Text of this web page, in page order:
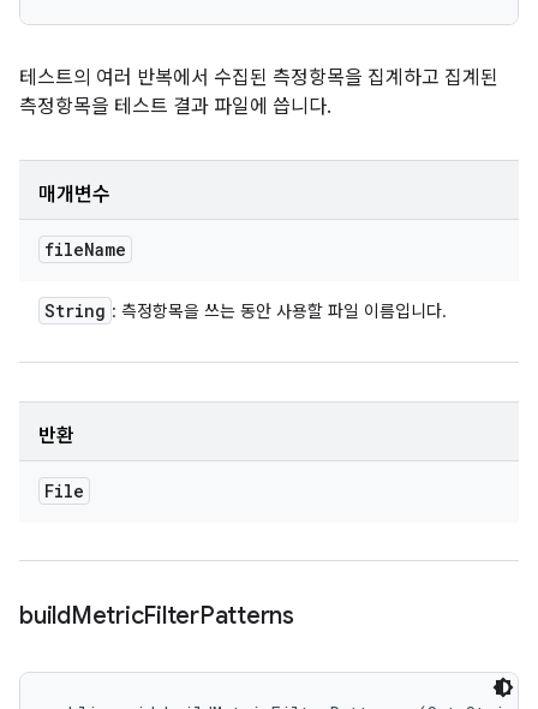
테스트의 여러 반복에서 수집된 측정항목을 집계하고 집계된
측정항목을 테스트 결과 파일에 씁니다.
매개변수
fileName
String : 측정항목을 쓰는 동안 사용할 파일 이름입니다.
반환
File
buildMetricFilterPatterns